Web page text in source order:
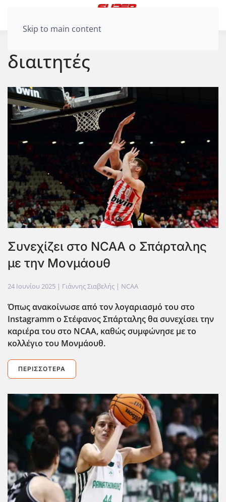
Skip to main content
διαιτητές
Συνεχίζει στο NCAA ο Σπάρταλης
με την Μονμάουθ
24 Ιουνίου 2025 | Γιάννης Σιαβελής | NCAA
Όπως ανακοίνωσε από τον λογαριασμό του στο
Instagramm ο Στέφανος Σπάρταλης θα συνεχίσει την
καριέρα του στο NCAA, καθώς συμφώνησε με το
κολλέγιο του Μονμάουθ.
ΠΕΡΙΣΣΌΤΕΡΑ